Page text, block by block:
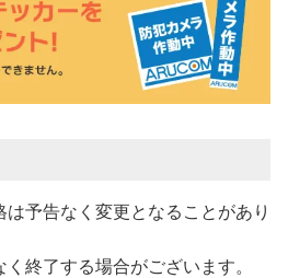
予告なく変更となることがあり
終了する場合がございます。